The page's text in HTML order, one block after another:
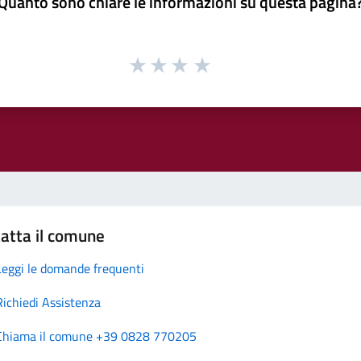
il comune
le domande frequenti
Assistenza
il comune +39 0828 770205